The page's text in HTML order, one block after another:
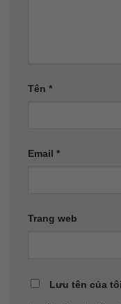
Tên *
Email *
Trang web
Lưu tên của